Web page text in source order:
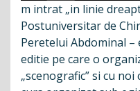
m intrat „in linie
Postuniversitar de
Peretelui Abdominal –
editie pe care o
„scenografic” si cu